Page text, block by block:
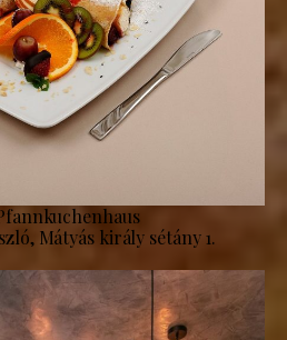
Mátyás király sétány 1.